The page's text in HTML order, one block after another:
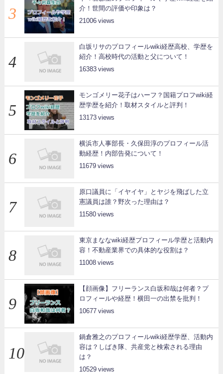
介！世間の評価や印象は？
21006
白坂リサのプロフィールwiki経歴高校、学歴を
紹介！高校時代の活動と父について！
16383
モンゴメリー花子はハーフ？国籍プロフwiki経
歴学歴を紹介！取材スタイルと評判！
13173
横浜市人事部長・久保田淳のプロフィール活
動経歴！内部告発について！
11679
原口議員に「イヤイヤ」とヤジを飛ばした立
憲議員は誰？野次った理由は？
11580
東京まななwiki経歴プロフィール学歴と活動内
容！不動産業界での具体的な役割は？
11008
【顔画像】フリーランス白坂和哉は何者？プ
ロフィールや経歴！横田一の出禁を批判！
10677
鍋倉雅之のプロフィールwiki経歴学歴、活動内
容は？しばき隊、共産党と検索される理由
は？
10529